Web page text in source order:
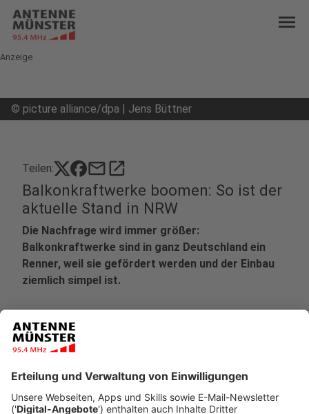
menu
Anzeige
© picture alliance/dpa | Jens Büttner
Teilen: mailopen_in_new
Balkonkraftwerke boomen: So ist der
aktuelle Stand in NRW
Die Nachfrage wird immer größer:
Balkonkraftwerke sind in ganz Deutschland ein
Renner, weil sie gefördert werden und der Einbau
ziemlich simpel ist.
Veröffentlicht:
Anzeige